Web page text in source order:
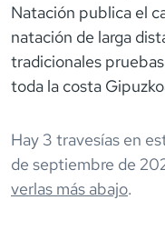
Natación publica el
natación de larga
tradicionales
toda la costa
Hay 3 travesías en
de septiembre de
verlas más abajo.